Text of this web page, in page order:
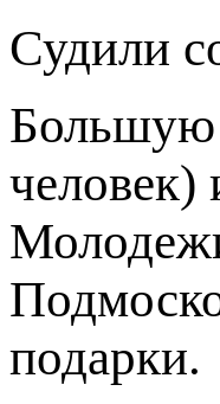
Судили
Большую
подарки.